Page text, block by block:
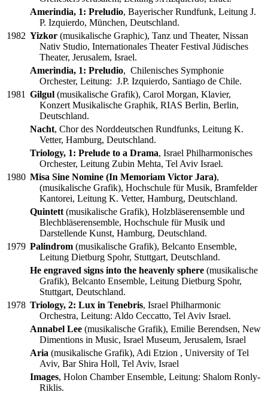
Amerindia, 1: Preludio, Bayerischer Rundfunk, Leitung J.
P. Izquierdo, München, Deutschland.
1982 Yizkor (musikalische Graphic), Tanz und Theater, Nissan
Nativ Studio, Internationales Theater Festival Jüdisches
Theater, Jerusalem, Israel.
Amerindia, 1: Preludio, Chilenisches Symphonie
Orchester, Leitung: J.P. Izquierdo, Santiago de Chile.
1981 Gilgul (musikalische Grafik), Carol Morgan, Klavier,
Konzert Musikalische Graphik, RIAS Berlin, Berlin,
Deutschland.
Nacht, Chor des Norddeutschen Rundfunks, Leitung K.
Vetter, Hamburg, Deutschland.
Triology, 1: Prelude to a Drama, Israel Philharmonisches
Orchester, Leitung Zubin Mehta, Tel Aviv Israel.
1980 Misa Sine Nomine (In Memoriam Victor Jara),
(musikalische Grafik), Hochschule für Musik, Bramfelder
Kantorei, Leitung K. Vetter, Hamburg, Deutschland.
Quintett(musikalische Grafik), Holzbläserensemble und
Blechbläserensemble, Hochschule für Musik und
Darstellende Kunst, Hamburg, Deutschland.
1979 Palindrom (musikalische Grafik), Belcanto Ensemble,
Leitung Dietburg Spohr, Stuttgart, Deutschland.
He engraved signs into the heavenly sphere (musikalische
Grafik), Belcanto Ensemble, Leitung Dietburg Spohr,
Stuttgart, Deutschland.
1978 Triology, 2: Lux in Tenebris, Israel Philharmonic
Orchestra, Leitung: Aldo Ceccatto, Tel Aviv Israel.
Annabel Lee (musikalische Grafik), Emilie Berendsen, New
Dimentions in Music, Israel Museum, Jerusalem, Israel
Aria (musikalische Grafik), Adi Etzion , University of Tel
Aviv, Bar Shira Holl, Tel Aviv, Israel
Images, Holon Chamber Ensemble, Leitung: Shalom Ronly-
Riklis.